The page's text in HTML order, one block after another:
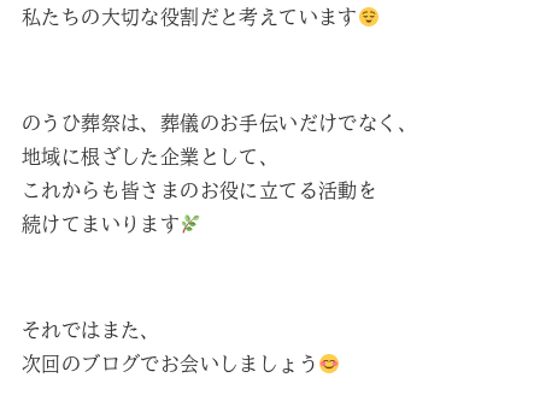
私たちの大切な役割だと考えています
のうひ葬祭は、葬儀のお手伝いだけでなく、
地域に根ざした企業として、
これからも皆さまのお役に立てる活動を
続けてまいります
それではまた、
次回のブログでお会いしましょう